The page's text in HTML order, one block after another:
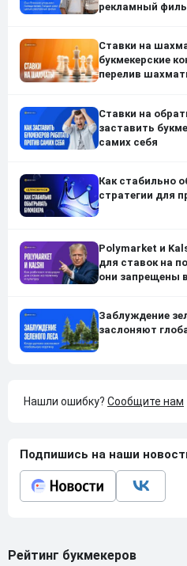
рекламный
Ставки на
букмекерские
перелив
Ставки на
заставить
самих себя
Как стабильно
стратегии для
Polymarket и
для ставок на
они запрещены
Заблуждение
заслоняют
Нашли ошибку? Сообщите нам
Подпишись на наши
Рейтинг букмекеров